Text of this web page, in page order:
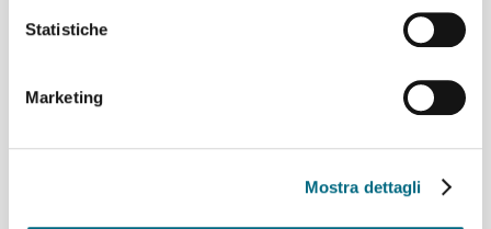
Statistiche
Marketing
Mostra dettagli
Articoli recenti
Linea 907 temporaneo spostamento di capolinea
Linee 704, 705, 750, 798, 861, 864, 865 e 945 –